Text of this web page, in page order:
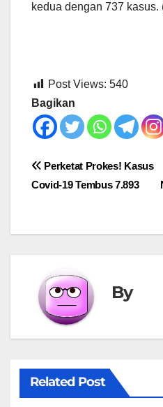
kedua dengan 737 kasus.
Post Views: 540
Bagikan
Post
Perketat Prokes! Kasus
Covid-19 Tembus 7.893
By
Related Post